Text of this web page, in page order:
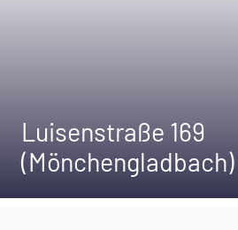
Luisenstraße 169
(Mönchengladbach)